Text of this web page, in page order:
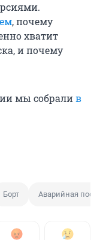
, почему
хватит
и почему
мы собралив
Борт Аварийная